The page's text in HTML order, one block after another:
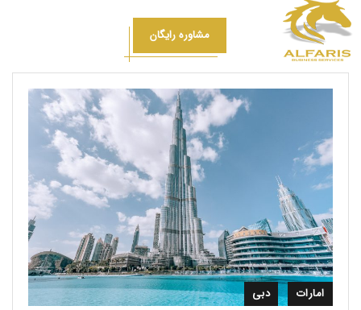
مشاوره رایگان
امارات دبی